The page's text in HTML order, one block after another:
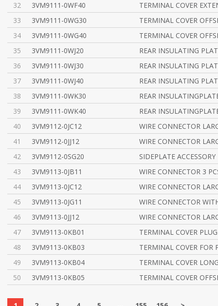
32
3VM9111-0WF40
TERMINAL COVER
33
3VM9111-0WG30
TERMINAL COVER
34
3VM9111-0WG40
TERMINAL COVER
35
3VM9111-0WJ20
REAR INSULATING
36
3VM9111-0WJ30
REAR INSULATING
37
3VM9111-0WJ40
REAR INSULATING
38
3VM9111-0WK30
REAR
39
3VM9111-0WK40
REAR
40
3VM9112-0JC12
WIRE CONNECTOR
41
3VM9112-0JJ12
WIRE CONNECTOR
42
3VM9112-0SG20
SIDEPLATE
43
3VM9113-0JB11
WIRE CONNECTOR 3
44
3VM9113-0JC12
WIRE CONNECTOR
45
3VM9113-0JG11
WIRE CONNECTOR
46
3VM9113-0JJ12
WIRE CONNECTOR
47
3VM9113-0KB01
TERMINAL COVER
48
3VM9113-0KB03
TERMINAL COVER FOR
49
3VM9113-0KB04
TERMINAL COVER
50
3VM9113-0KB05 TERMINAL COVER